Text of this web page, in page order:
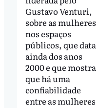
Gustavo Venturi,
sobre as mulheres
nos espaços
públicos, que data
ainda dos anos
2000 e que mostra
que há uma
confiabilidade
entre as mulheres